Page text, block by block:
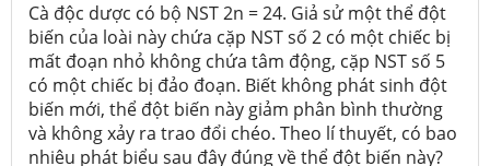
Cà độc dược có bộ NST 2n = 24. Giả sử một thể đột
biến của loài này chứa cặp NST số 2 có một chiếc bị
mất đoạn nhỏ không chứa tâm động, cặp NST số 5
có một chiếc bị đảo đoạn. Biết không phát sinh đột
biến mới, thể đột biến này giảm phân bình thường
và không xảy ra trao đổi chéo. Theo lí thuyết, có bao
nhiêu phát biểu sau đây đúng về thể đột biến này?